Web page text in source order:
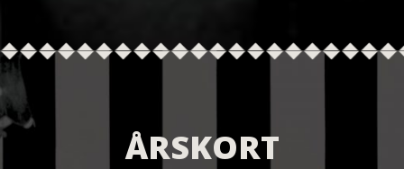
ÅRSKORT